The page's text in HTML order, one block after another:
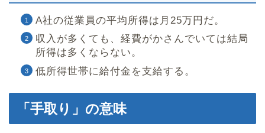
A社の従業員の平均所得は月25万円だ。
収入が多くても、経費がかさんでいては結局
所得は多くならない。
低所得世帯に給付金を支給する。
「手取り」の意味